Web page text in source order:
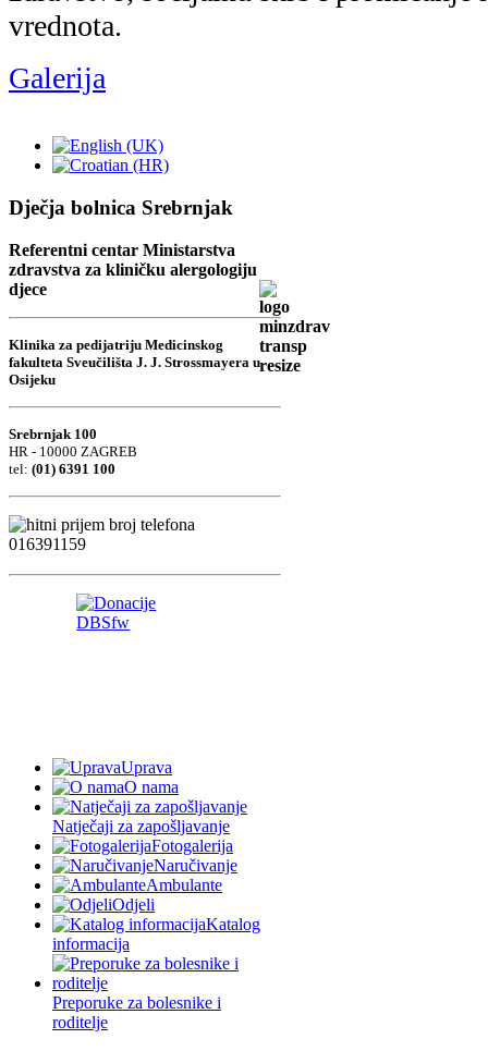
Dječja bolnica Srebrnjak
Referentni centar Ministarstva
zdravstva za kliničku alergologiju
djece
Klinika za pedijatriju Medicinskog
fakulteta Sveučilišta J. J. Strossmayera u
Osijeku
Srebrnjak 100
HR - 10000 ZAGREB
tel: (01) 6391 100
Uprava
O nama
Natječaji za zapošljavanje
Fotogalerija
Naručivanje
Ambulante
Odjeli
Katalog
informacija
Preporuke za bolesnike i
roditelje